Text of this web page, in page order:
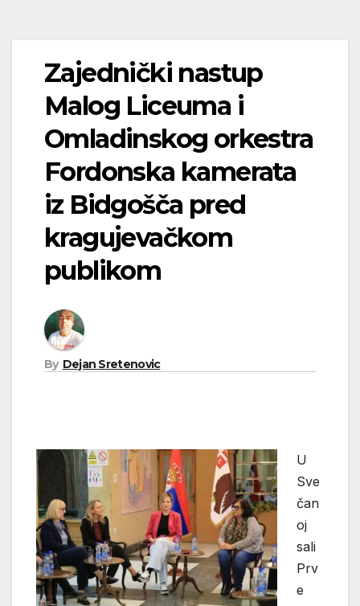
Zajednički nastup
Malog Liceuma i
Omladinskog orkestra
Fordonska kamerata
iz Bidgošča pred
kragujevačkom
publikom
By Dejan Sretenovic
U
Sve
čan
oj
sali
Prv
e